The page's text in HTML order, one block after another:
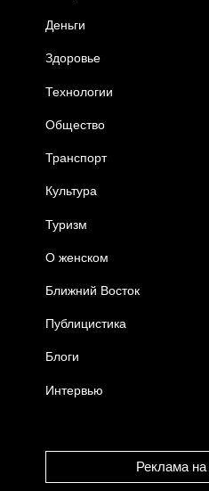
Деньги
Здоровье
Технологии
Общество
Транспорт
Культура
Туризм
О женском
Ближний Восток
Публицистика
Блоги
Интервью
Реклама на